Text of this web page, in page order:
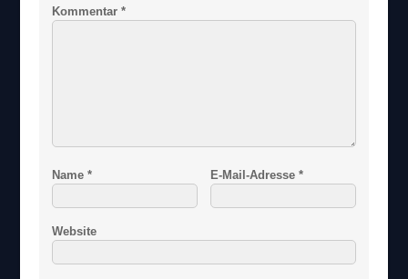
Kommentar*
Name* E-Mail-Adresse *
Website